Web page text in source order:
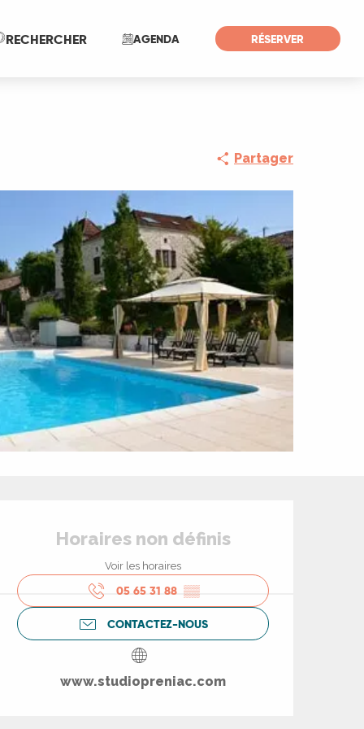
AGENDA RÉSERVER
RECHERCHERRecherche
Partager
et
Horaires non définis
Voir les horaires
05 65 31 88 ▒▒
CONTACTEZ-NOUS
www.studiopreniac.com